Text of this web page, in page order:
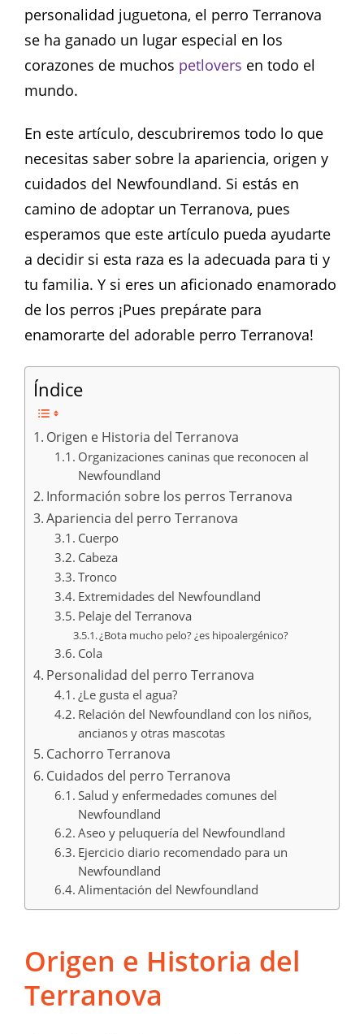
personalidad juguetona, el perro Terranova
se ha ganado un lugar especial en los
corazones de muchos petlovers en todo el
mundo.
En este artículo, descubriremos todo lo que
necesitas saber sobre la apariencia, origen y
cuidados del Newfoundland. Si estás en
camino de adoptar un Terranova, pues
esperamos que este artículo pueda ayudarte
a decidir si esta raza es la adecuada para ti y
tu familia. Y si eres un aficionado enamorado
de los perros ¡Pues prepárate para
enamorarte del adorable perro Terranova!
Índice
Origen e Historia del Terranova
Organizaciones caninas que reconocen al
Newfoundland
Información sobre los perros Terranova
Apariencia del perro Terranova
Cuerpo
Cabeza
Tronco
Extremidades del Newfoundland
Pelaje del Terranova
¿Bota mucho pelo? ¿es hipoalergénico?
Cola
Personalidad del perro Terranova
¿Le gusta el agua?
Relación del Newfoundland con los niños,
ancianos y otras mascotas
Cachorro Terranova
Cuidados del perro Terranova
Salud y enfermedades comunes del
Newfoundland
Aseo y peluquería del Newfoundland
Ejercicio diario recomendado para un
Newfoundland
Alimentación del Newfoundland
Origen e Historia del
Terranova